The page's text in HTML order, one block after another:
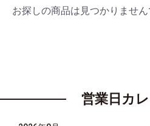
お探しの商品は見つかりません
営業日カ